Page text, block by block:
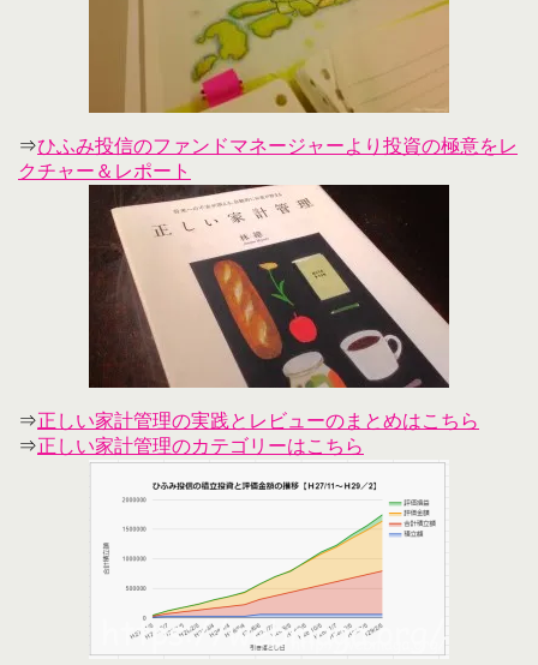
⇒ひふみ投信のファンドマネージャーより投資の極意をレ
クチャー＆レポート
⇒正しい家計管理の実践とレビューのまとめはこちら
⇒正しい家計管理のカテゴリーはこちら